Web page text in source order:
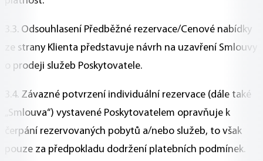
3.3. Odsouhlasení Předběžné rezervace/Cenové nabídky
ze strany Klienta představuje návrh na uzavření Smlouvy
o prodeji služeb Poskytovatele.
3.4. Závazné potvrzení individuální rezervace (dále také
„Smlouva“) vystavené Poskytovatelem opravňuje k
čerpání rezervovaných pobytů a/nebo služeb, to však
pouze za předpokladu dodržení platebních podmínek.